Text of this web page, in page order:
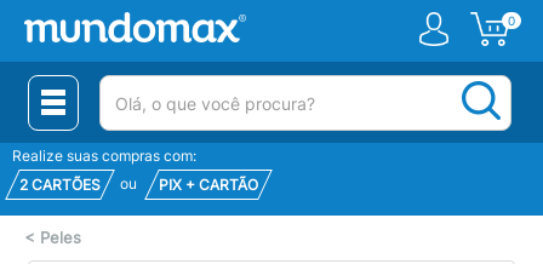
0
(pesquisar)
Realize suas compras com:
2 CARTÕES
ou PIX + CARTÃO
< Peles